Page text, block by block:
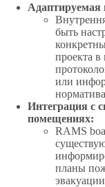
Адаптируемая
быть
проекта
или
Интеграция с
помещениях:
RAMS
планы